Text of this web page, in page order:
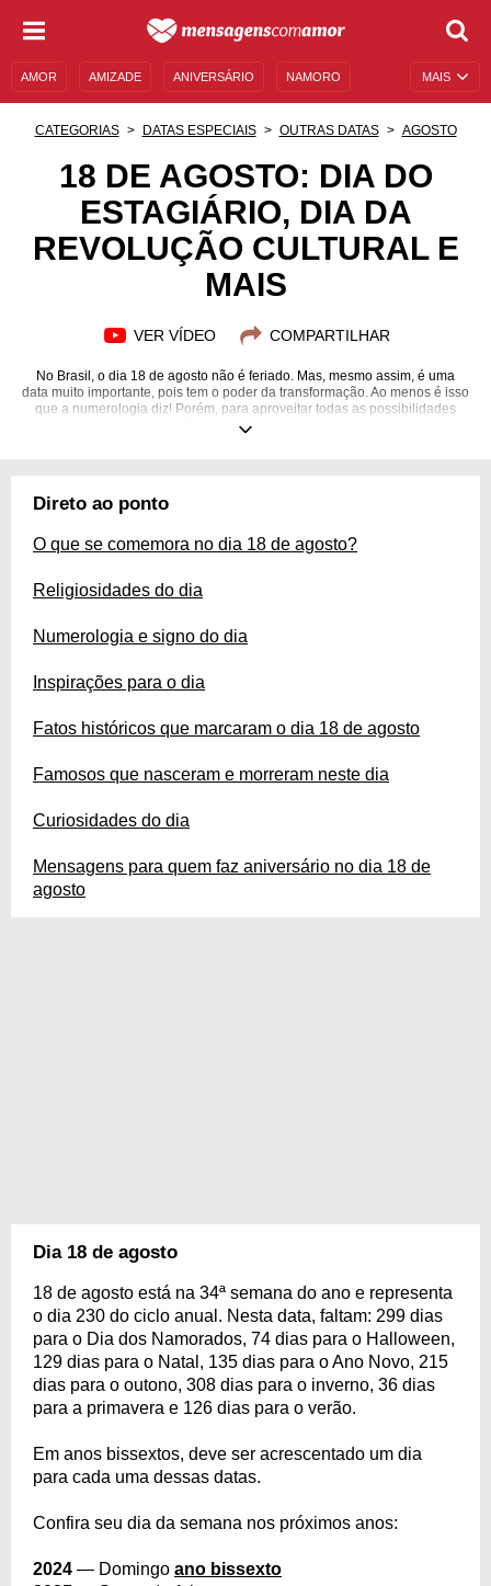
MAIS
AMOR AMIZADE ANIVERSÁRIO NAMORO
MENSAGENS E FRASES MENSAGENS DE ANIVERSÁRIO
ENTRETENIMENTO FAMOSOS BÍBLIA
CATEGORIAS DATAS ESPECIAIS OUTRAS DATAS AGOSTO
18 DE AGOSTO: DIA DO
ESTAGIÁRIO, DIA DA
REVOLUÇÃO CULTURAL E
MAIS
VER VÍDEO COMPARTILHAR
No Brasil, o dia 18 de agosto não é feriado. Mas, mesmo assim, é uma
data muito importante, pois tem o poder da transformação. Ao menos é isso
que a numerologia diz! Porém, para aproveitar todas as possibilidades
deste dia, é preciso entendê-lo de forma plena e completa. Saber o que já
informações acima, ainda conta com parabenizações, detalhes sobre
Direto ao ponto
O que se comemora no dia 18 de agosto?
Religiosidades do dia
Numerologia e signo do dia
Inspirações para o dia
Fatos históricos que marcaram o dia 18 de agosto
Famosos que nasceram e morreram neste dia
Curiosidades do dia
Mensagens para quem faz aniversário no dia 18 de
agosto
Dia 18 de agosto
18 de agosto está na 34ª semana do ano e representa
o dia 230 do ciclo anual. Nesta data, faltam: 299 dias
para o Dia dos Namorados, 74 dias para o Halloween,
129 dias para o Natal, 135 dias para o Ano Novo, 215
dias para o outono, 308 dias para o inverno, 36 dias
para a primavera e 126 dias para o verão.
Em anos bissextos, deve ser acrescentado um dia
para cada uma dessas datas.
Confira seu dia da semana nos próximos anos:
2024 — Domingo ano bissexto